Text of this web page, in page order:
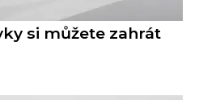
si můžete zahrát